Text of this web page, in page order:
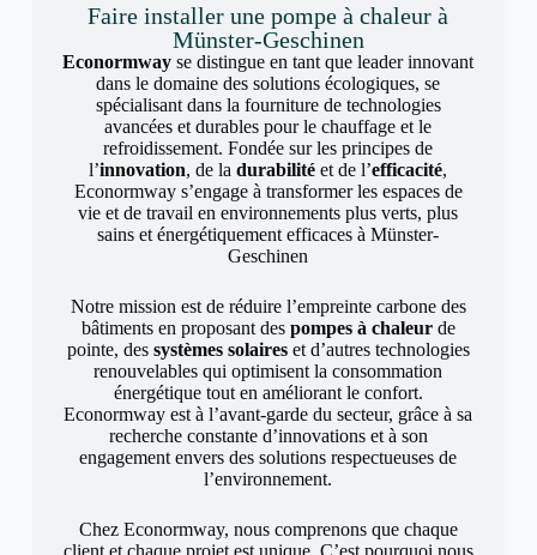
Faire installer une pompe à chaleur à
Münster-Geschinen
Econormway se distingue en tant que leader innovant
dans le domaine des solutions écologiques, se
spécialisant dans la fourniture de technologies
avancées et durables pour le chauffage et le
refroidissement. Fondée sur les principes de
l’innovation, de ladurabilité et de l’efficacité,
Econormway s’engage à transformer les espaces de
vie et de travail en environnements plus verts, plus
sains et énergétiquement efficaces à Münster-
Geschinen
Notre mission est de réduire l’empreinte carbone des
bâtiments en proposant des pompes à chaleurde
pointe, des systèmes solaireset d’autres technologies
renouvelables qui optimisent la consommation
énergétique tout en améliorant le confort.
Econormway est à l’avant-garde du secteur, grâce à sa
recherche constante d’innovations et à son
engagement envers des solutions respectueuses de
l’environnement.
Chez Econormway, nous comprenons que chaque
client et chaque projet est unique. C’est pourquoi nous